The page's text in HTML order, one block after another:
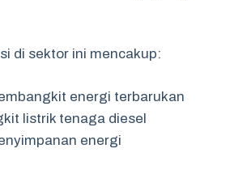
di sektor ini mencakup:
energi terbarukan
listrik tenaga diesel
energi